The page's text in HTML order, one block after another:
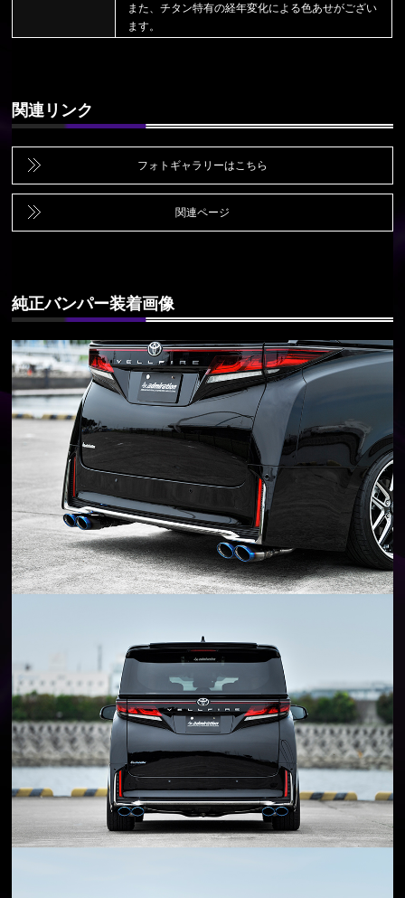
また、チタン特有の経年変化による色あせがござい
ます。
関連リンク
フォトギャラリーはこちら
関連ページ
純正バンパー装着画像